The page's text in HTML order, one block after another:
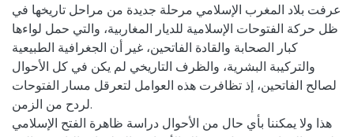
عرفت بلاد المغرب الإسلامي مرحلة جديدة من مراحل تاريخها في
ظل حركة الفتوحات الإسلامية للديار المغاربية، والتي حمل لواءها
كبار الصحابة والقادة الفاتحين، غير أن الجغرافية الطبيعية
والتركيبة البشرية، والظرف التاريخي لم يكن في كل الأحوال
لصالح الفاتحين، إذ تظافرت هذه العوامل لتعرقل مسار الفتوحات
لردح من الزمن.
هذا ولا يمكننا بأي حال من الأحوال دراسة ظاهرة الفتح الإسلامي